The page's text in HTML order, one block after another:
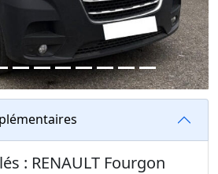
: RENAULT Fourgon